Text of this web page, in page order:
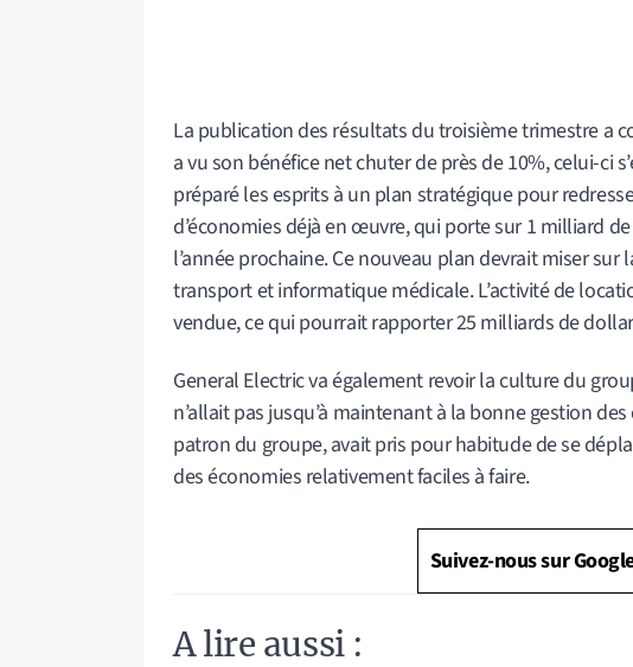
La publication des résultats du troisième trimestre a
a vu son bénéfice net chuter de près de 10%, celui-ci
préparé les esprits à un plan stratégique pour
d’économies déjà en œuvre, qui porte sur 1 milliard
l’année prochaine. Ce nouveau plan devrait miser
transport et informatique médicale. L’activité de
vendue, ce qui pourrait rapporter 25 milliards de
General Electric va également revoir la culture du
n’allait pas jusqu’à maintenant à la bonne gestion
patron du groupe, avait pris pour habitude de se
des économies relativement faciles à faire.
Suivez-nous sur
A lire aussi :